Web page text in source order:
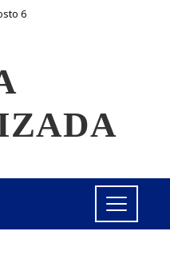
6